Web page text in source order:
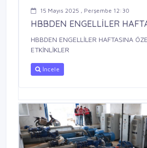
15 Mayıs 2025 , Perşembe 12:30
HBBDEN ENGELLİLER
HBBDEN ENGELLİLER HAFTASINA
ETKİNLİKLER
İncele